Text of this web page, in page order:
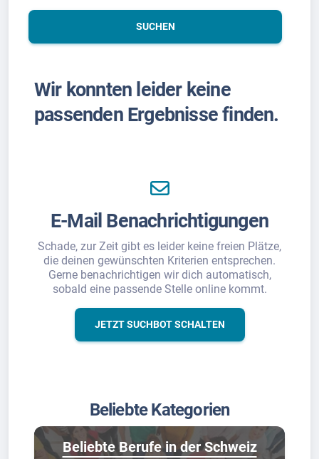
SUCHEN
Wir konnten leider keine
passenden Ergebnisse finden.
E-Mail Benachrichtigungen
Schade, zur Zeit gibt es leider keine freien Plätze,
die deinen gewünschten Kriterien entsprechen.
Gerne benachrichtigen wir dich automatisch,
sobald eine passende Stelle online kommt.
JETZT SUCHBOT SCHALTEN
Beliebte Kategorien
Beliebte Berufe in der Schweiz